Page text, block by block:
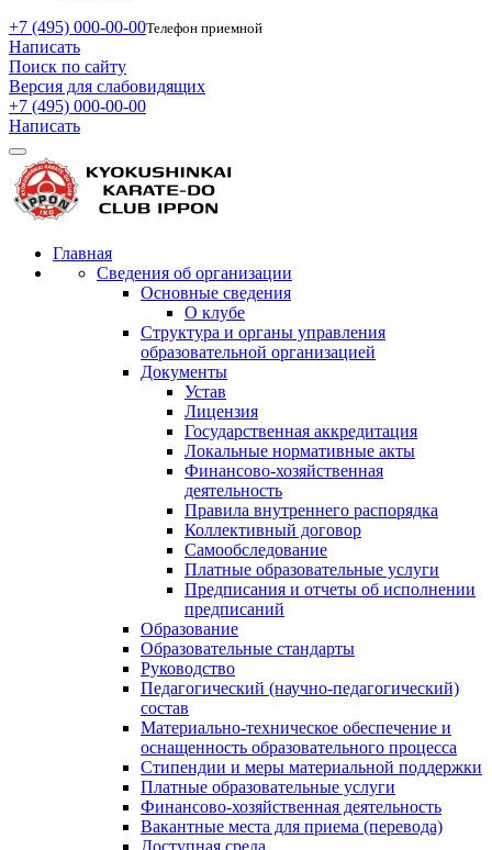
+7 (495) 000-00-00Телефон приемной
Написать
Поиск по сайту
Версия для слабовидящих
+7 (495) 000-00-00
Написать
Главная
Сведения об организации
Основные сведения
О клубе
Структура и органы управления
образовательной организацией
Документы
Устав
Лицензия
Государственная аккредитация
Локальные нормативные акты
Финансово-хозяйственная
деятельность
Правила внутреннего распорядка
Коллективный договор
Самообследование
Платные образовательные услуги
Предписания и отчеты об исполнении
предписаний
Образование
Образовательные стандарты
Руководство
Педагогический (научно-педагогический)
состав
Материально-техническое обеспечение и
оснащенность образовательного процесса
Стипендии и меры материальной поддержки
Платные образовательные услуги
Финансово-хозяйственная деятельность
Вакантные места для приема (перевода)
Доступная среда